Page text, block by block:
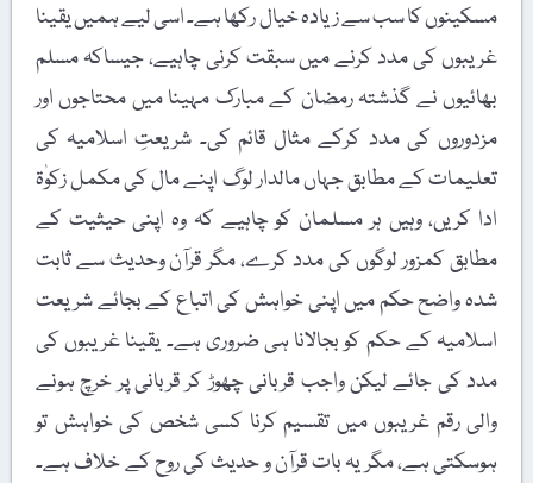
مسکینوں کا سب سے زیادہ خیال رکھا ہے۔ اسی لیے ہمیں یقینا
غریبوں کی مدد کرنے میں سبقت کرنی چاہیے، جیساکہ مسلم
بھائیوں نے گذشتہ رمضان کے مبارک مہینا میں محتاجوں اور
مزدوروں کی مدد کرکے مثال قائم کی۔ شریعتِ اسلامیہ کی
تعلیمات کے مطابق جہاں مالدار لوگ اپنے مال کی مکمل زکوٰۃ
ادا کریں، وہیں ہر مسلمان کو چاہیے کہ وہ اپنی حیثیت کے
مطابق کمزور لوگوں کی مدد کرے، مگر قرآن وحدیث سے ثابت
شدہ واضح حکم میں اپنی خواہش کی اتباع کے بجائے شریعت
اسلامیہ کے حکم کو بجالانا ہی ضروری ہے۔ یقینا غریبوں کی
مدد کی جائے لیکن واجب قربانی چھوڑ کر قربانی پر خرچ ہونے
والی رقم غریبوں میں تقسیم کرنا کسی شخص کی خواہش تو
ہوسکتی ہے، مگر یہ بات قرآن و حدیث کی روح کے خلاف ہے۔